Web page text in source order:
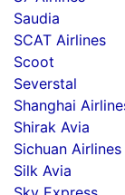
Saudia
SCAT Airlines
Scoot
Severstal
Shanghai
Shirak Avia
Sichuan Airlines
Silk Avia